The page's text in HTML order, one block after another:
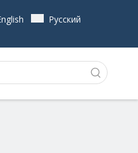
Pусский